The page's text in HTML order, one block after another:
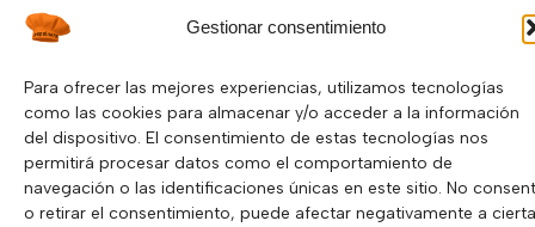
Gestionar consentimiento
Para ofrecer las mejores experiencias, utilizamos tecnologías
como las cookies para almacenar y/o acceder a la información
del dispositivo. El consentimiento de estas tecnologías nos
permitirá procesar datos como el comportamiento de
navegación o las identificaciones únicas en este sitio. No
o retirar el consentimiento, puede afectar negativamente a
s
t
a
g
r
a
m
c
e
b
o
o
k
u
t
u
b
e
Política de Privacidad –Política de Cookies
Copyright © 2025 Pepelnary.com | Página Web hecha por
Mayorga Marketing